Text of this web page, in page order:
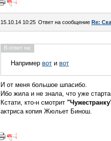
15.10.14 10:25 Ответ на сообщение Re:
В ответ на:
Например вот и вот
И от меня большое шпасибо.
Ибо жила и не знала, что уже
Кстати, кто-н смотрит
актриса копия Жюльет Бинош.